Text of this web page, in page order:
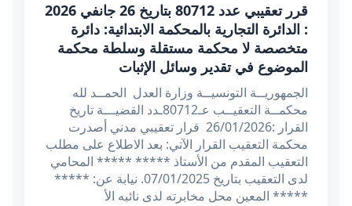
قرر تعقيبي عدد 80712 بتاريخ 26 جانفي 2026
: الدائرة التجارية بالمحكمة الابتدائية: دائرة
متخصصة لا محكمة مستقلة وسلطة محكمة
الموضوع في تقدير وسائل الإثبات
الجمهوريــة التونسيــة وزارة العدل الحمــد لله
محكمــة التعقيــب عـ80712ـدد القضيـــة تاريخ
القرار :26/01/2026 قرار تعقيبي مدني أصدرت
محكمة التعقيب القرار الآتي: بعد الاطلاع على مطلب
التعقيب المقدم من الأستاذ ***** ***** المحامي
لدى التعقيب بتاريخ 07/01/2025. نيابة عن: *****
***** المعين محل مخابرته لدى نائبه الأ